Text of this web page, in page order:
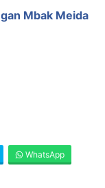
Mbak Meida
WhatsApp